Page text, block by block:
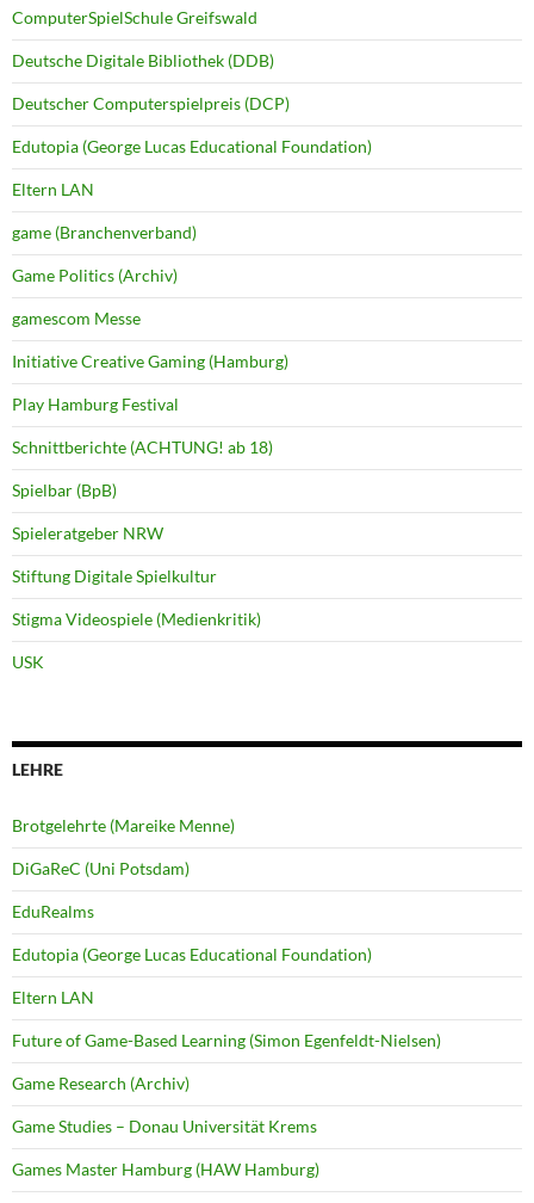
ComputerSpielSchule Greifswald
Deutsche Digitale Bibliothek (DDB)
Deutscher Computerspielpreis (DCP)
Edutopia (George Lucas Educational Foundation)
Eltern LAN
game (Branchenverband)
Game Politics (Archiv)
gamescom Messe
Initiative Creative Gaming (Hamburg)
Play Hamburg Festival
Schnittberichte (ACHTUNG! ab 18)
Spielbar (BpB)
Spieleratgeber NRW
Stiftung Digitale Spielkultur
Stigma Videospiele (Medienkritik)
USK
LEHRE
Brotgelehrte (Mareike Menne)
DiGaReC (Uni Potsdam)
EduRealms
Edutopia (George Lucas Educational Foundation)
Eltern LAN
Future of Game-Based Learning (Simon Egenfeldt-Nielsen)
Game Research (Archiv)
Game Studies – Donau Universität Krems
Games Master Hamburg (HAW Hamburg)